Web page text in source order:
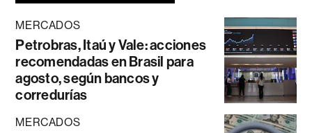
MERCADOS
Petrobras, Itaú y Vale: acciones
recomendadas en Brasil para
agosto, según bancos y
corredurías
MERCADOS